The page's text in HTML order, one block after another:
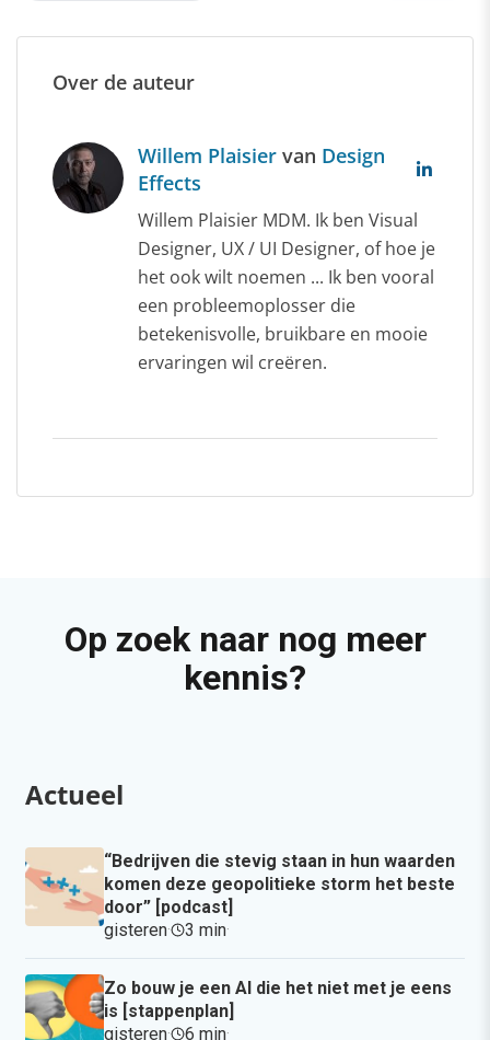
Over de auteur
Willem Plaisier van Design
Effects
Willem Plaisier MDM. Ik ben Visual
Designer, UX / UI Designer, of hoe je
het ook wilt noemen ... Ik ben vooral
een probleemoplosser die
betekenisvolle, bruikbare en mooie
ervaringen wil creëren.
Op zoek naar nog meer
kennis?
Actueel
“Bedrijven die stevig staan in hun waarden
komen deze geopolitieke storm het beste
door” [podcast]
gisteren· 3 min·
Zo bouw je een AI die het niet met je eens
is [stappenplan]
gisteren· 6 min·